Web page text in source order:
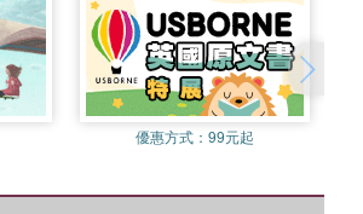
優惠方式：99元起